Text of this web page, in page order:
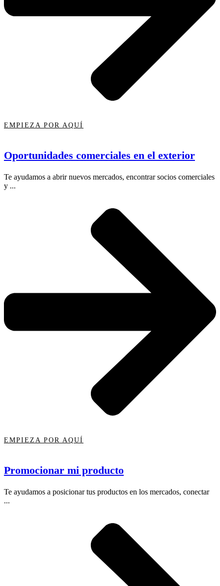
EMPIEZA POR AQUÍ
Oportunidades comerciales en el exterior
Te ayudamos a abrir nuevos mercados, encontrar socios comerciales
y ...
EMPIEZA POR AQUÍ
Promocionar mi producto
Te ayudamos a posicionar tus productos en los mercados, conectar
...